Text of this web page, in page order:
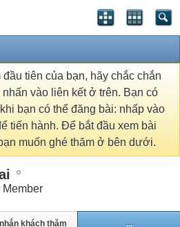
tiên của bạn, hãy chắc chắn
nhấn vào liên kết ở trên. Bạn có
bạn có thể đăng bài: nhấp vào
tiến hành. Để bắt đầu xem bài
muốn ghé thăm ở bên dưới.
Member
khách thăm ...